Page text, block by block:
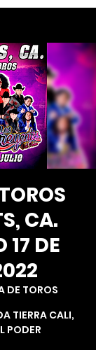
CA.
17 DE
DE TOROS
TIERRA CALI,
PODER